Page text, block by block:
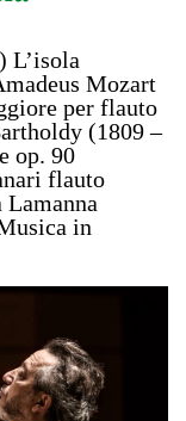
L’isola
Mozart
per flauto
(1809 –
op. 90
flauto
Lamanna
in